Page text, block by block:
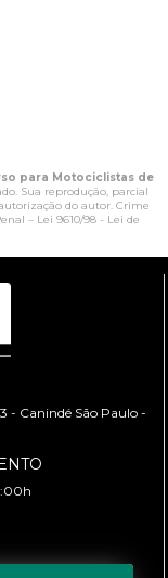
para Motociclistas de
Sua reprodução, parcial
do autor. Crime
– Lei 9610/98 - Lei de
- Canindé São Paulo -